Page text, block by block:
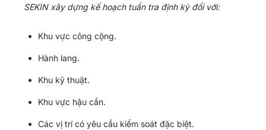
SEKIN xây dựng kế hoạch tuần tra định kỳ đối với:
Khu vực công cộng.
Hành lang.
Khu kỹ thuật.
Khu vực hậu cần.
Các vị trí có yêu cầu kiểm soát đặc biệt.